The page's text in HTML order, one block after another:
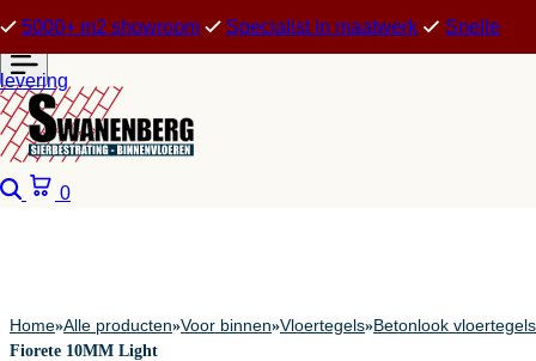
5000+ m2 showroom Specialist in maatwerk Snelle
levering
Zoeken
0
Home»Alle producten»Voor binnen»Vloertegels»Betonlook vloertegels
Fiorete 10MM Light